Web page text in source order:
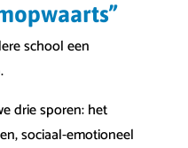
school een
drie sporen: het
sociaal-emotioneel